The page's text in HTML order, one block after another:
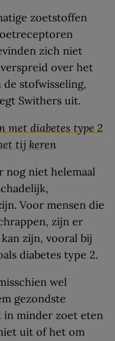
zoetstoffen
zich niet
over het
stofwisseling,
Swithers uit.
met diabetes type 2
tij keren
nog niet helemaal
Voor mensen die
zijn er
zijn, vooral bij
diabetes type 2.
wel
gezondste
minder zoet eten
uit of het om